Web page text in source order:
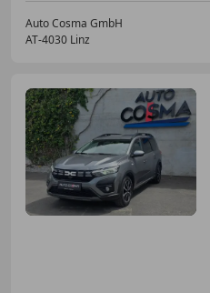
Auto Cosma GmbH
AT-4030 Linz